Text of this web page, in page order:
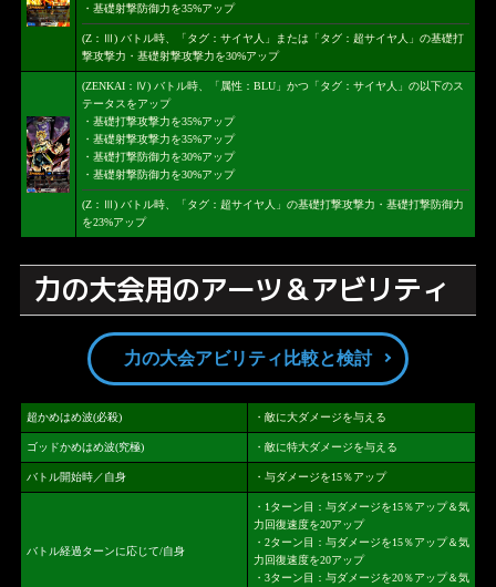
・基礎射撃防御力を35%アップ
(Z：Ⅲ) バトル時、「タグ：サイヤ人」または「タグ：超サイヤ人」の基礎打
撃攻撃力・基礎射撃攻撃力を30%アップ
(ZENKAI：Ⅳ) バトル時、「属性：BLU」かつ「タグ：サイヤ人」の以下のス
テータスをアップ
・基礎打撃攻撃力を35%アップ
・基礎射撃攻撃力を35%アップ
・基礎打撃防御力を30%アップ
・基礎射撃防御力を30%アップ
(Z：Ⅲ) バトル時、「タグ：超サイヤ人」の基礎打撃攻撃力・基礎打撃防御力
を23%アップ
力の大会用のアーツ＆アビリティ
力の大会アビリティ比較と検討
超かめはめ波(必殺) ・敵に大ダメージを与える
ゴッドかめはめ波(究極) ・敵に特大ダメージを与える
バトル開始時／自身 ・与ダメージを15％アップ
バトル経過ターンに応じて/自身
・1ターン目：与ダメージを15％アップ＆気
力回復速度を20アップ
・2ターン目：与ダメージを15％アップ＆気
力回復速度を20アップ
・3ターン目：与ダメージを20％アップ＆気